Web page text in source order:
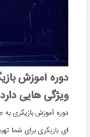
دوره آموزش
ویژگی هایی
دوره آموزش بازیگری
ای بازیگری برای شما